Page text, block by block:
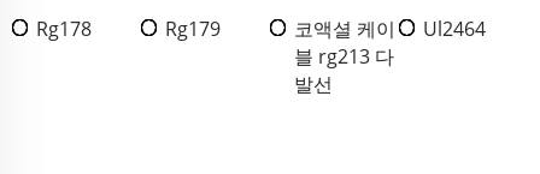
Rg178 Rg179
코액셜 케이
블 rg213 다
발선
Ul2464